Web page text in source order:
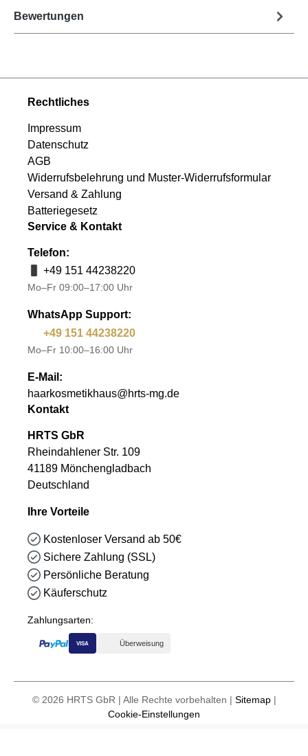
Bewertungen
Rechtliches
Impressum
Datenschutz
AGB
Widerrufsbelehrung und Muster-Widerrufsformular
Versand & Zahlung
Batteriegesetz
Service & Kontakt
Telefon:
+49 151 44238220
Mo–Fr 09:00–17:00 Uhr
WhatsApp Support:
+49 151 44238220
Mo–Fr 10:00–16:00 Uhr
E-Mail:
haarkosmetikhaus@hrts-mg.de
Kontakt
HRTS GbR
Rheindahlener Str. 109
41189 Mönchengladbach
Deutschland
Ihre Vorteile
Kostenloser Versand ab 50€
Sichere Zahlung (SSL)
Persönliche Beratung
Käuferschutz
Zahlungsarten:
VISA Überweisung
© 2026 HRTS GbR | Alle Rechte vorbehalten | Sitemap|
Cookie-Einstellungen